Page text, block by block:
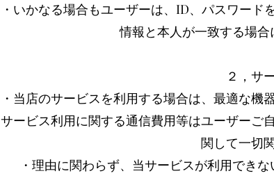
・いかなる場合もユーザーは、ID、パスワー
情報と本人が一致する場合
２，サ
・当店のサービスを利用する場合は、最適な
サービス利用に関する通信費用等はユーザーご
関して一切
・理由に関わらず、当サービスが利用でき